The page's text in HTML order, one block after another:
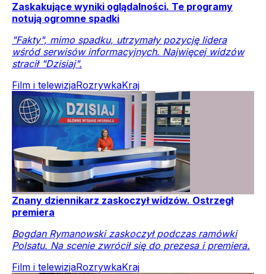
Zaskakujące wyniki oglądalności. Te programy
notują ogromne spadki
"Fakty", mimo spadku, utrzymały pozycję lidera
wśród serwisów informacyjnych. Najwięcej widzów
stracił "Dzisiaj".
Film i telewizjaRozrywkaKraj
Znany dziennikarz zaskoczył widzów. Ostrzegł
premiera
Bogdan Rymanowski zaskoczył podczas ramówki
Polsatu. Na scenie zwrócił się do prezesa i premiera.
Film i telewizjaRozrywkaKraj